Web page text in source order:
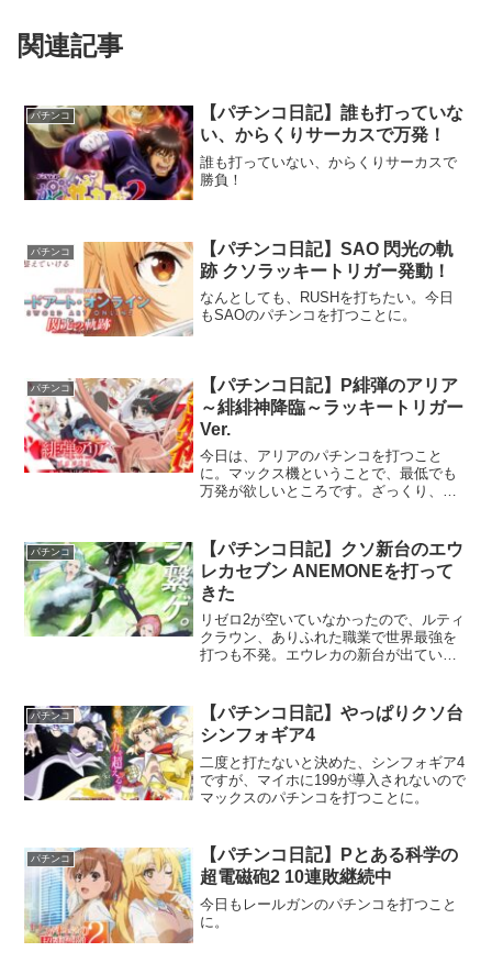
関連記事
パチンコ
【パチンコ日記】誰も打っていな
い、からくりサーカスで万発！
誰も打っていない、からくりサーカスで
勝負！
パチンコ
【パチンコ日記】SAO 閃光の軌
跡 クソラッキートリガー発動！
なんとしても、RUSHを打ちたい。今日
もSAOのパチンコを打つことに。
パチンコ
【パチンコ日記】P緋弾のアリア
～緋緋神降臨～ラッキートリガー
Ver.
今日は、アリアのパチンコを打つこと
に。マックス機ということで、最低でも
万発が欲しいところです。ざっくり、
リート続出ということで一発逆転があ
る。
パチンコ
【パチンコ日記】クソ新台のエウ
レカセブン ANEMONEを打って
きた
リゼロ2が空いていなかったので、ルティ
クラウン、ありふれた職業で世界最強を
打つも不発。エウレカの新台が出ていた
に座る。
パチンコ
【パチンコ日記】やっぱりクソ台
シンフォギア4
二度と打たないと決めた、シンフォギア4
ですが、マイホに199が導入されないので
マックスのパチンコを打つことに。
パチンコ
【パチンコ日記】Pとある科学の
超電磁砲2 10連敗継続中
今日もレールガンのパチンコを打つこと
に。